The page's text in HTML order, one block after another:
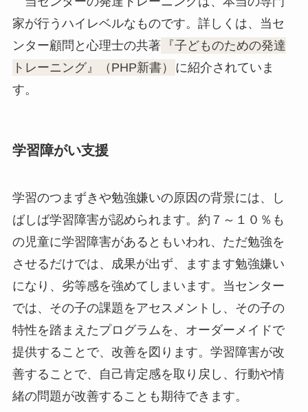
家が行うハイレベルなものです。詳しくは、当セ
ンター顧問と心理士の共著 『子どものための発達
トレーニング』（PHP新書）
に紹介されていま
す。
学習障がい支援
学習のつまずきや勉強嫌いの原因の背景には、し
ばしば学習障害が認められます。約７～１０％も
の児童に学習障害があるともいわれ、ただ勉強を
させるだけでは、成果が出ず、ますます勉強嫌い
になり、劣等感を強めてしまいます。当センター
では、その子の課題をアセスメントし、その子の
特性を踏まえたプログラムを、オーダーメイドで
提供することで、改善を図ります。学習障害が改
善することで、自己肯定感を取り戻し、行動や情
緒の問題が改善することも期待できます。